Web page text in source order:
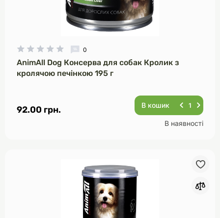
0
AnimAll Dog Консерва для собак Кролик з
кролячою печінкою 195 г
92.00 грн. В кошик
В наявності